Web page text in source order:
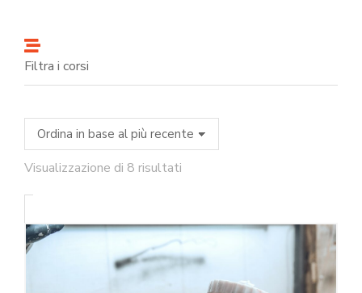
Filtra i corsi
Visualizzazione di 8 risultati